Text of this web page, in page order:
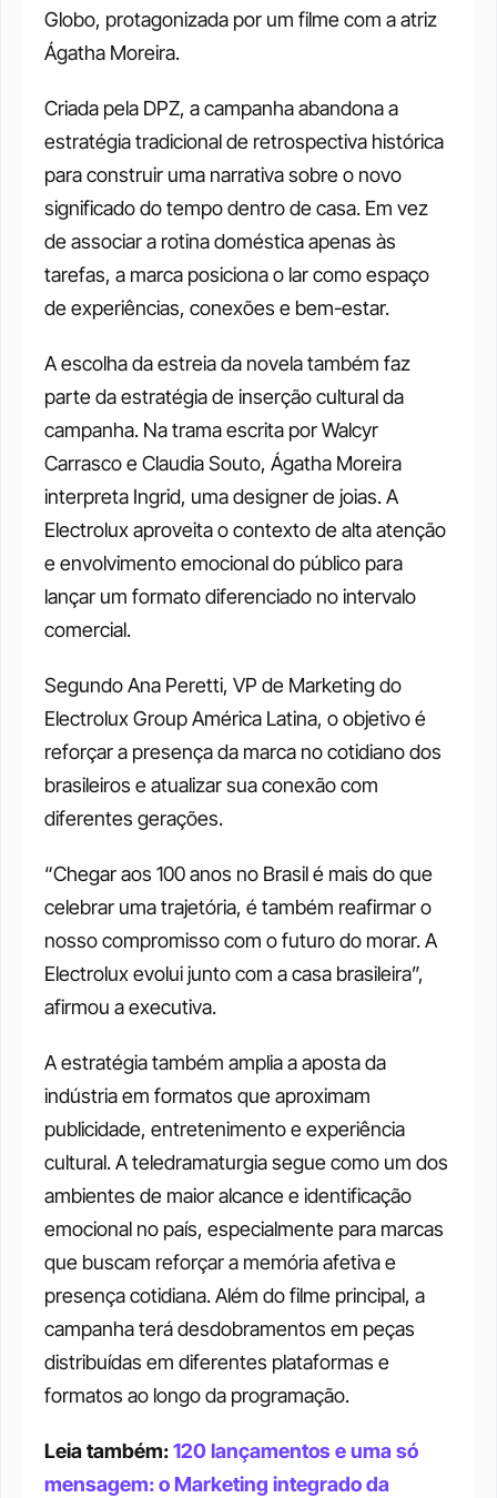
Globo, protagonizada por um filme com a atriz
Ágatha Moreira.
Criada pela DPZ, a campanha abandona a
estratégia tradicional de retrospectiva histórica
para construir uma narrativa sobre o novo
significado do tempo dentro de casa. Em vez
de associar a rotina doméstica apenas às
tarefas, a marca posiciona o lar como espaço
de experiências, conexões e bem-estar.
A escolha da estreia da novela também faz
parte da estratégia de inserção cultural da
campanha. Na trama escrita por Walcyr
Carrasco e Claudia Souto, Ágatha Moreira
interpreta Ingrid, uma designer de joias. A
Electrolux aproveita o contexto de alta atenção
e envolvimento emocional do público para
lançar um formato diferenciado no intervalo
comercial.
Segundo Ana Peretti, VP de Marketing do
Electrolux Group América Latina, o objetivo é
reforçar a presença da marca no cotidiano dos
brasileiros e atualizar sua conexão com
diferentes gerações.
“Chegar aos 100 anos no Brasil é mais do que
celebrar uma trajetória, é também reafirmar o
nosso compromisso com o futuro do morar. A
Electrolux evolui junto com a casa brasileira”,
afirmou a executiva.
A estratégia também amplia a aposta da
indústria em formatos que aproximam
publicidade, entretenimento e experiência
cultural. A teledramaturgia segue como um dos
ambientes de maior alcance e identificação
emocional no país, especialmente para marcas
que buscam reforçar a memória afetiva e
presença cotidiana. Além do filme principal, a
campanha terá desdobramentos em peças
distribuídas em diferentes plataformas e
formatos ao longo da programação.
Leia também: 120 lançamentos e uma só
mensagem: o Marketing integrado da